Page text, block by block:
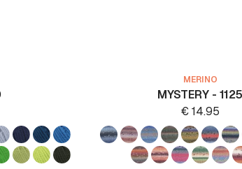
MERINO
MYSTERY - 1125
€14.95